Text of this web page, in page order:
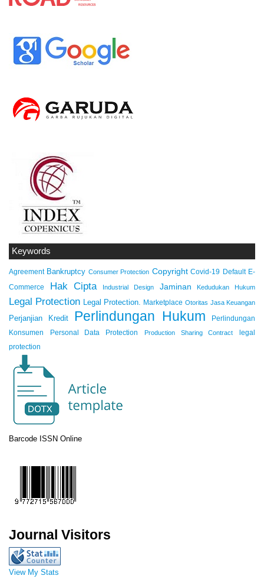
Barcode ISSN Online
Journal Visitors
View My Stats
Keywords
Agreement Bankruptcy Consumer Protection Copyright Covid-19 Default E-
Commerce
Hak Cipta Industrial Design Jaminan Kedudukan Hukum
Legal Protection Legal Protection. Marketplace Otoritas Jasa Keuangan
Perjanjian Kredit Perlindungan Hukum
Perlindungan
Konsumen
Personal Data Protection Production Sharing Contract
legal
protection